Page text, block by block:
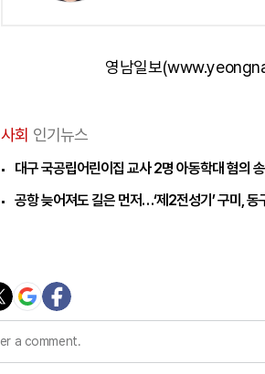
영남일보
사회 인기뉴스
대구 국공립어린이집 교사 2명 아동학대 혐의 송
공항 늦어져도 길은 먼저…‘제2전성기’ 구미, 동